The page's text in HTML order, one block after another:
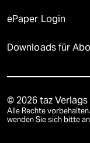
ePaper Login
Downloads für
© 2026 taz
Alle Rechte
wenden Sie sich bitte an